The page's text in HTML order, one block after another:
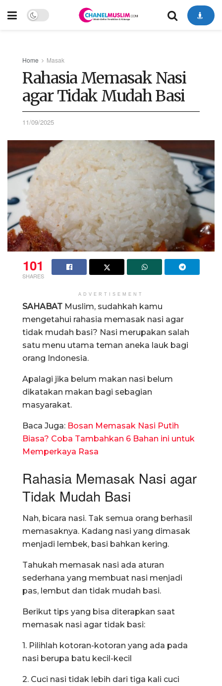
Home Masak
Rahasia Memasak Nasi
agar Tidak Mudah Basi
11/09/2025
101
SHARES
ADVERTISEMENT
SAHABAT Muslim, sudahkah kamu
mengetahui rahasia memasak nasi agar
tidak mudah basi? Nasi merupakan salah
satu menu utama teman aneka lauk bagi
orang Indonesia.
Apalagi jika belum makan nasi belum
dikatakan makan bagi sebagian
masyarakat.
Baca Juga: Bosan Memasak Nasi Putih
Biasa? Coba Tambahkan 6 Bahan ini untuk
Memperkaya Rasa
Rahasia Memasak Nasi agar
Tidak Mudah Basi
Nah, bicara nasi. Tak semua orang berhasil
memasaknya. Kadang nasi yang dimasak
menjadi lembek, basi bahkan kering.
Tahukah memasak nasi ada aturan
sederhana yang membuat nasi menjadi
pas, lembut dan tidak mudah basi.
Berikut tips yang bisa diterapkan saat
memasak nasi agar tidak basi:
1. Pilihlah kotoran-kotoran yang ada pada
nasi berupa batu kecil-kecil
2. Cuci nasi tidak lebih dari tiga kali cuci